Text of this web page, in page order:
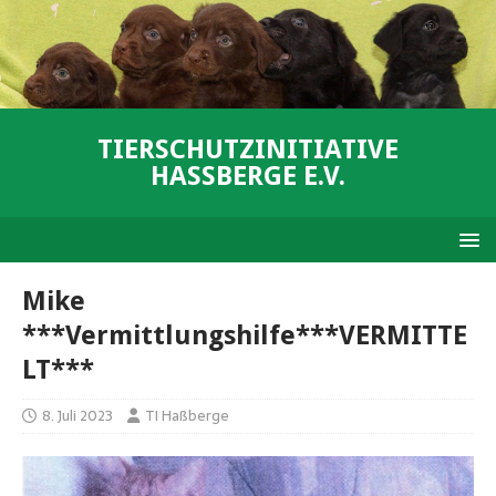
TIERSCHUTZINITIATIVE
HASSBERGE E.V.
Mike
***Vermittlungshilfe***VERMITTE
LT***
8. Juli 2023 TI Haßberge